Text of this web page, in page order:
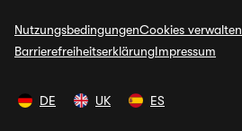
NutzungsbedingungenCookies verwalten
BarrierefreiheitserklärungImpressum
DE UK ES